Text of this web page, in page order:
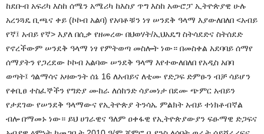
ከደቡብ አፍሪካ እስከ ሰሜን አሜሪካ ከእስያ ጥግ እስከ አውሮፓ ኢትዮጵያዊ ሁሉ
አረንጓዴ ቢጫና ቀይ (ኮኮብ አልባ) የአባቶቹን ነፃ ሠንደቅ ዓላማ እያውለበለበ <አብይ
የኛ፤ አብይ የኛ> እያለ በሲቃ የዘመረው በህወሃት/ኢህአዴግ ስትሳደድና ስትሰደድ
የኖረችውም ሠንደቅ ዓላማ ነፃ የምትወጣ መስሎት ነው። በመስቀል አደባባይ ሰማየ
ሰማያትን የጋረደው ኮኮብ አልባው ሠንደቅ ዓላማ እየተውለበለበ የአዲስ አበባ
ወጣት፤ ጎልማሳና አዛውንት ሰኔ 16 ለአብይና ለቲሙ የድጋፍ ድምፁን ብቻ ሳይሆን
የቀቢፀ ተስፈኞችን የግድያ ሙከራ ለሰከንድ ሳያመነታ በደሙ ጭምር አብይን
የታደገው የሠንደቅ ዓላማውና የኢትዮጵያ ትንሳኤ ምልክት አብይ ተነክቶብኛል
ብሎ በማመኑ ነው። ይህ ሀገራዊና ዓለም ዐቀፋዊ የኢትዮጵያውያን ፍፁማዊ ድጋፍና